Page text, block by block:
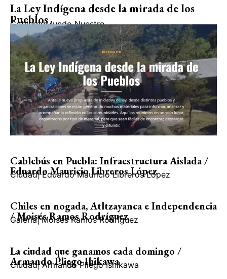
La Ley Indígena desde la mirada de los
Pueblos
GobiernoMundo Nuestro
Cablebús en Puebla: Infraestructura Aislada /
Eduardo Mauricio Libreros López
Ciudad| Eduardo Mauricio Libreros López
Chiles en nogada, Atltzayanca e Independencia
/ Moisés Ramos Rodríguez
Galería| Moisés Ramos Rodríguez
La ciudad que ganamos cada domingo /
Armando Pliego Ihikawa
Ciudad| Armando Pliego Ishikawa